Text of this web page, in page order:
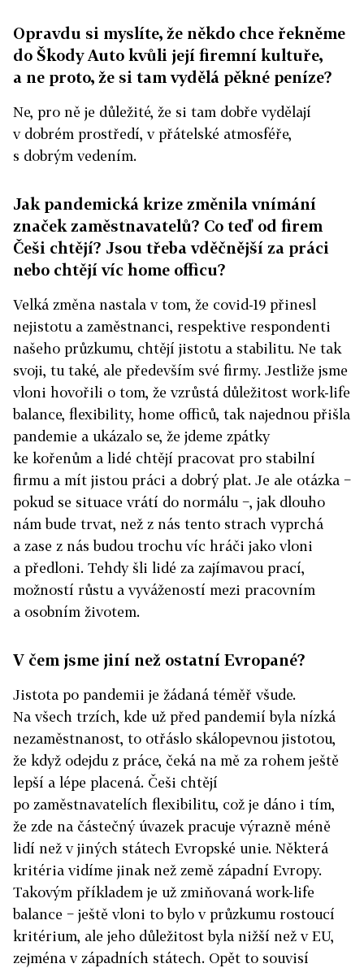
Opravdu si myslíte, že někdo chce řekněme
do Škody Auto kvůli její firemní kultuře,
a ne proto, že si tam vydělá pěkné peníze?
Ne, pro ně je důležité, že si tam dobře vydělají
v dobrém prostředí, v přátelské atmosféře,
s dobrým vedením.
Jak pandemická krize změnila vnímání
značek zaměstnavatelů? Co teď od firem
Češi chtějí? Jsou třeba vděčnější za práci
nebo chtějí víc home officu?
Velká změna nastala v tom, že covid-19 přinesl
nejistotu a zaměstnanci, respektive respondenti
našeho průzkumu, chtějí jistotu a stabilitu. Ne tak
svoji, tu také, ale především své firmy. Jestliže jsme
vloni hovořili o tom, že vzrůstá důležitost work-life
balance, flexibility, home officů, tak najednou přišla
pandemie a ukázalo se, že jdeme zpátky
ke kořenům a lidé chtějí pracovat pro stabilní
firmu a mít jistou práci a dobrý plat. Je ale otázka −
pokud se situace vrátí do normálu −, jak dlouho
nám bude trvat, než z nás tento strach vyprchá
a zase z nás budou trochu víc hráči jako vloni
a předloni. Tehdy šli lidé za zajímavou prací,
možností růstu a vyvážeností mezi pracovním
a osobním životem.
V čem jsme jiní než ostatní Evropané?
Jistota po pandemii je žádaná téměř všude.
Na všech trzích, kde už před pandemií byla nízká
nezaměstnanost, to otřáslo skálopevnou jistotou,
že když odejdu z práce, čeká na mě za rohem ještě
lepší a lépe placená. Češi chtějí
po zaměstnavatelích flexibilitu, což je dáno i tím,
že zde na částečný úvazek pracuje výrazně méně
lidí než v jiných státech Evropské unie. Některá
kritéria vidíme jinak než země západní Evropy.
Takovým příkladem je už zmiňovaná work-life
balance − ještě vloni to bylo v průzkumu rostoucí
kritérium, ale jeho důležitost byla nižší než v EU,
zejména v západních státech. Opět to souvisí